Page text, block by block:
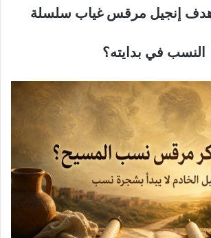
إنجيل مرقس غياب سلسلة
النسب في بدايته؟